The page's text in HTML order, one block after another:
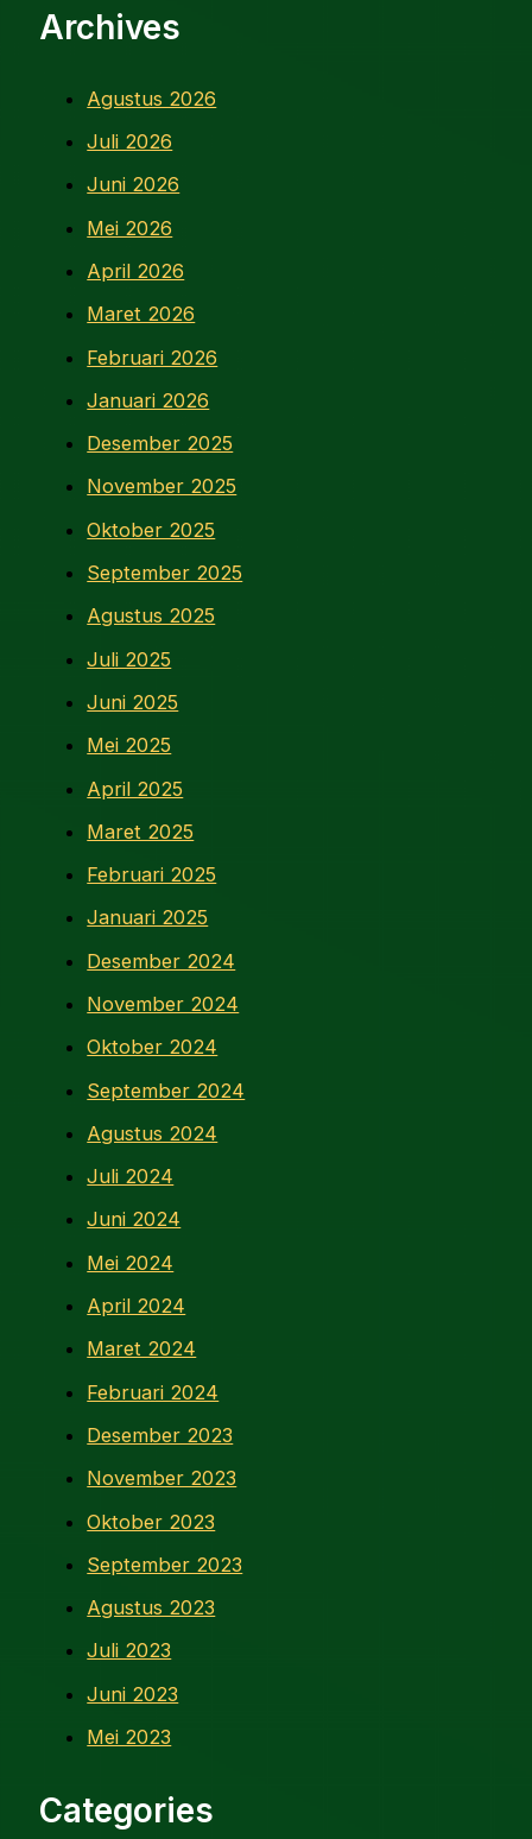
Archives
Agustus 2026
Juli 2026
Juni 2026
Mei 2026
April 2026
Maret 2026
Februari 2026
Januari 2026
Desember 2025
November 2025
Oktober 2025
September 2025
Agustus 2025
Juli 2025
Juni 2025
Mei 2025
April 2025
Maret 2025
Februari 2025
Januari 2025
Desember 2024
November 2024
Oktober 2024
September 2024
Agustus 2024
Juli 2024
Juni 2024
Mei 2024
April 2024
Maret 2024
Februari 2024
Desember 2023
November 2023
Oktober 2023
September 2023
Agustus 2023
Juli 2023
Juni 2023
Mei 2023
Categories